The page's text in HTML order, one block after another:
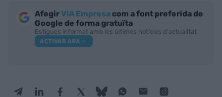
AfegirVIA Empresa com a font preferida de
Google de forma gratuïta
Estigues informat amb les últimes notícies d'actualitat
ACTIVAR ARA